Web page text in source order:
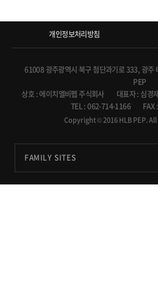
개인정보처리방침
61008 광주광역시 북구 첨단과기로 333, 광주
PEP
상호 : 에이치엘비펩 주식회사
대표자 : 심경
TEL : 062-714-1166
Copyright © 2016 HLB PEP.
FAMILY SITES